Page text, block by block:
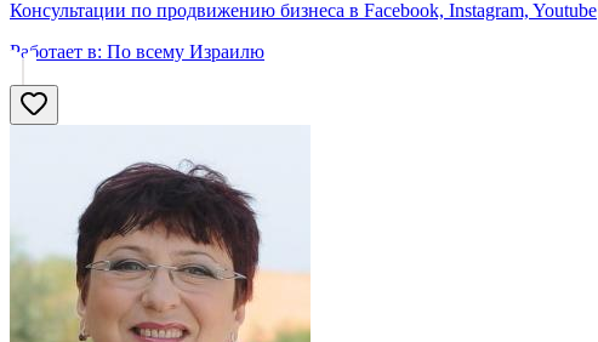
Консультации по продвижению бизнеса в Facebook, Instagram, Youtube
Работает в: По всему Израилю